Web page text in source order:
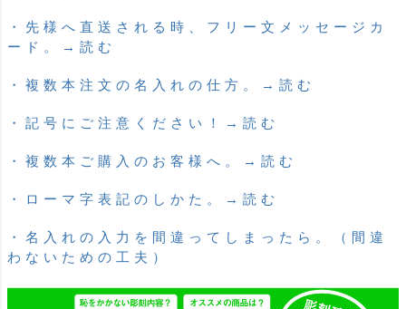
・先様へ直送される時、フリー文メッセージカ
ード。→読む
・複数本注文の名入れの仕方。→読む
・記号にご注意ください！→読む
・複数本ご購入のお客様へ。→読む
・ローマ字表記のしかた。→読む
・名入れの入力を間違ってしまったら。（間違
わないための工夫）